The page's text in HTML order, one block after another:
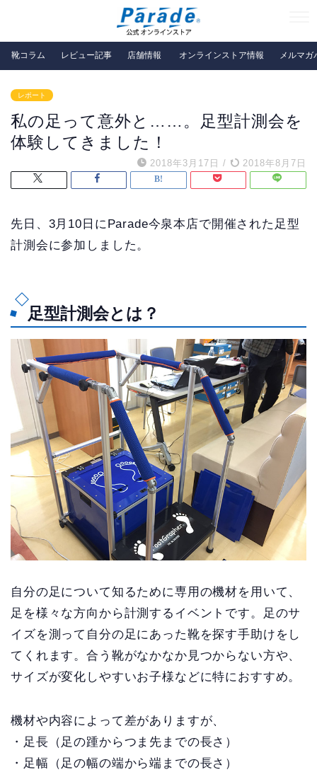
靴コラム レビュー記事 店舗情報 オンラインストア情報 メルマガ
レポート
私の足って意外と……。足型計測会を
体験してきました！
2018年3月17日 / 2018年8月7日
先日、3月10日にParade今泉本店で開催された足型
計測会に参加しました。
足型計測会とは？
自分の足について知るために専用の機材を用いて、
足を様々な方向から計測するイベントです。足のサ
イズを測って自分の足にあった靴を探す手助けをし
てくれます。合う靴がなかなか見つからない方や、
サイズが変化しやすいお子様などに特におすすめ。
機材や内容によって差がありますが、
・足長（足の踵からつま先までの長さ）
・足幅（足の幅の端から端までの長さ）